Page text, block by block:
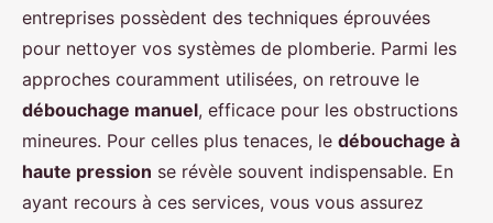
entreprises possèdent des techniques éprouvées
pour nettoyer vos systèmes de plomberie. Parmi les
approches couramment utilisées, on retrouve le
débouchage manuel, efficace pour les obstructions
mineures. Pour celles plus tenaces, le débouchage à
haute pression se révèle souvent indispensable. En
ayant recours à ces services, vous vous assurez